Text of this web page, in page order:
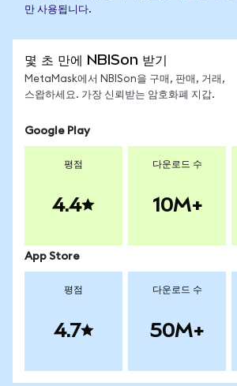
만 사용됩니다.
몇 초 만에 NBISon 받기
MetaMask에서 NBISon을 구매, 판매, 거래,
스왑하세요. 가장 신뢰받는 암호화폐 지갑.
Google Play
평점
4.4
다운로드 수
10M+
App Store
평점
4.7
다운로드 수
50M+